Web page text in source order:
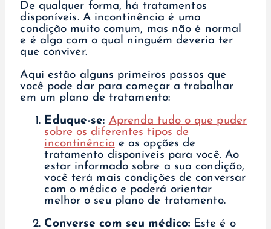
De qualquer forma, há tratamentos
disponíveis. A incontinência é uma
condição muito comum, mas não é normal
e é algo com o qual ninguém deveria ter
que conviver.
Aqui estão alguns primeiros passos que
você pode dar para começar a trabalhar
em um plano de tratamento:
Eduque-se: Aprenda tudo o que puder
sobre os diferentes tipos de
incontinência e as opções de
tratamento disponíveis para você. Ao
estar informado sobre a sua condição,
você terá mais condições de conversar
com o médico e poderá orientar
melhor o seu plano de tratamento.
Converse com seu médico:Este é o